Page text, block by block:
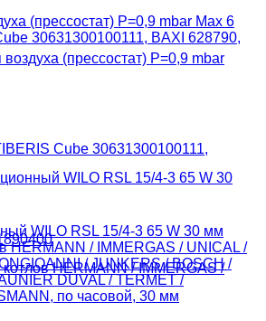
(прессостат) P=0,9 mbar Max 6
30631300100111, BAXI 628790,
WILO RSL 15/4-3 65 W 30 мм
HERMANN / IMMERGAS / UNICAL /
/ JUNKERS / BOSCH /
DUVAL / TERMET /
по часовой, 30 мм